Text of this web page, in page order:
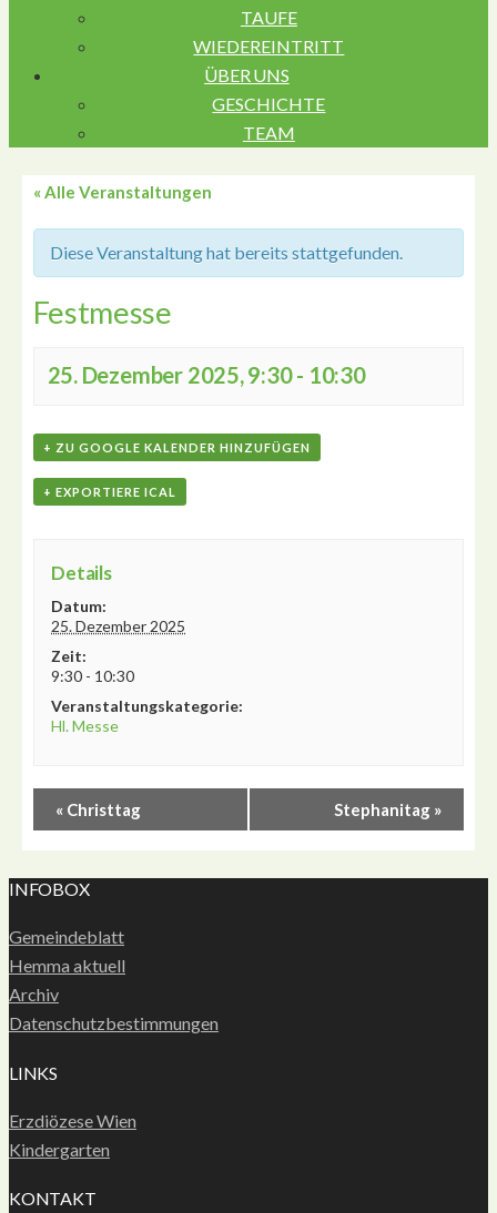
TAUFE
WIEDEREINTRITT
ÜBER UNS
GESCHICHTE
TEAM
« Alle Veranstaltungen
Diese Veranstaltung hat bereits stattgefunden.
Festmesse
25. Dezember 2025, 9:30- 10:30
+ ZU GOOGLE KALENDER HINZUFÜGEN
+ EXPORTIERE ICAL
Details
Datum:
25. Dezember 2025
Zeit:
9:30 - 10:30
Veranstaltungskategorie:
Hl. Messe
«Christtag Stephanitag »
INFOBOX
Gemeindeblatt
Hemma aktuell
Archiv
Datenschutzbestimmungen
LINKS
Erzdiözese Wien
Kindergarten
KONTAKT